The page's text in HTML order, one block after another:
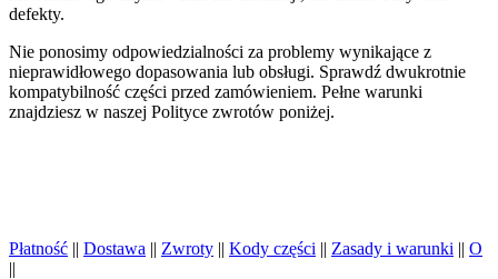
defekty.
Nie ponosimy odpowiedzialności za problemy wynikające z
nieprawidłowego dopasowania lub obsługi. Sprawdź dwukrotnie
kompatybilność części przed zamówieniem. Pełne warunki
znajdziesz w naszej Polityce zwrotów poniżej.
Płatność || Dostawa || Zwroty || Kody części || Zasady i warunki || O
||